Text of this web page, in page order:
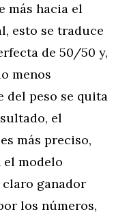
más hacia el
esto se traduce
de 50/50 y,
menos
del peso se quita
el
más preciso,
el modelo
ganador
los números,